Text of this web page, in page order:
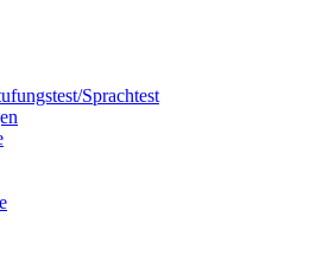
Sprachtest